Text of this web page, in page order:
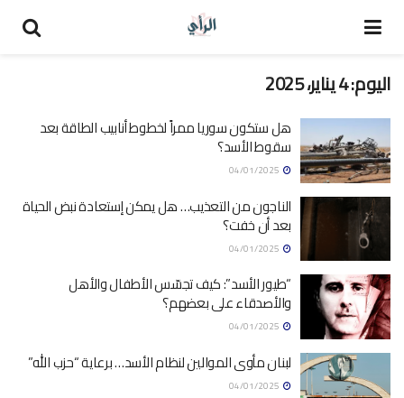
اليوم:4 يناير، 2025
هل ستكون سوريا ممراً لخطوط أنابيب الطاقة بعد
سقوط الأسد؟
الناجون من التعذيب… هل يمكن إستعادة نبض الحياة
بعد أن خفت؟
“طيور الأسد”: كيف تجسّس الأطفال والأهل
والأصدقاء على بعضهم؟
لبنان مأوى الموالين لنظام الأسد… برعاية “حزب الله”